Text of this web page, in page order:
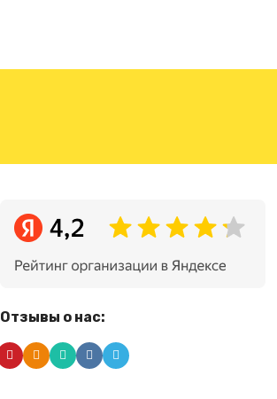
Отзывы о нас: